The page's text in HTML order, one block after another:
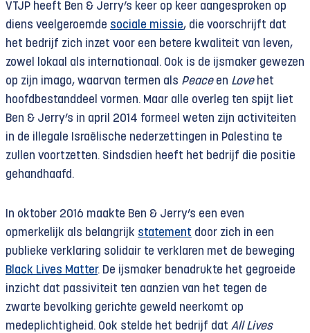
VTJP heeft Ben & Jerry’s keer op keer aangesproken op
diens veelgeroemde sociale missie, die voorschrijft dat
het bedrijf zich inzet voor een betere kwaliteit van leven,
zowel lokaal als internationaal. Ook is de ijsmaker gewezen
op zijn imago, waarvan termen als Peaceen Lovehet
hoofdbestanddeel vormen. Maar alle overleg ten spijt liet
Ben & Jerry’s in april 2014 formeel weten zijn activiteiten
in de illegale Israëlische nederzettingen in Palestina te
zullen voortzetten. Sindsdien heeft het bedrijf die positie
gehandhaafd.
In oktober 2016 maakte Ben & Jerry’s een even
opmerkelijk als belangrijk statement door zich in een
publieke verklaring solidair te verklaren met de beweging
Black Lives Matter. De ijsmaker benadrukte het gegroeide
inzicht dat passiviteit ten aanzien van het tegen de
zwarte bevolking gerichte geweld neerkomt op
medeplichtigheid. Ook stelde het bedrijf dat All Lives